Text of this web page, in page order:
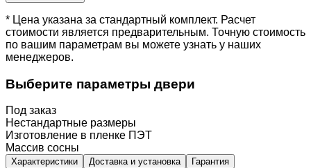
* Цена указана за стандартный комплект. Расчет
стоимости является предварительным. Точную стоимость
по вашим параметрам вы можете узнать у наших
менеджеров.
Выберите параметры двери
Под заказ
Нестандартные размеры
Изготовление в пленке ПЭТ
Массив сосны
Характеристики Доставка и установка Гарантия